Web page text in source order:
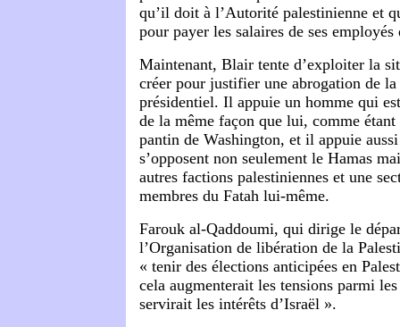
qu’il doit à l’Autorité palestinienne et
pour payer les salaires de ses
Maintenant, Blair tente d’exploiter la
créer pour justifier une abrogation de
présidentiel. Il appuie un homme qui
de la même façon que lui, comme étant
pantin de Washington, et il appuie
s’opposent non seulement le Hamas
autres factions palestiniennes et une
membres du Fatah lui-même.
Farouk al-Qaddoumi, qui dirige le
l’Organisation de libération de la
« tenir des élections anticipées en
cela augmenterait les tensions parmi
servirait les intérêts d’Israël ».